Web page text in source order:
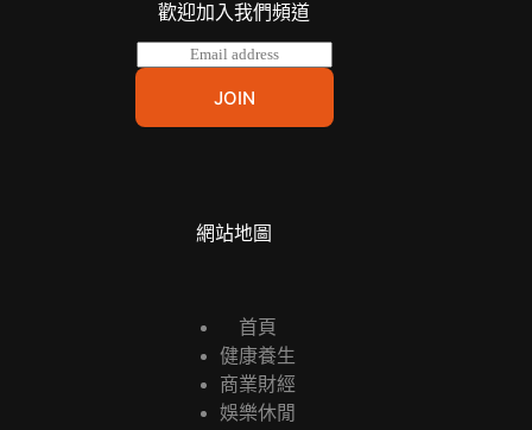
歡迎加入我們頻道
m
l
JOIN
網站地圖
首頁
健康養生
商業財經
娛樂休閒